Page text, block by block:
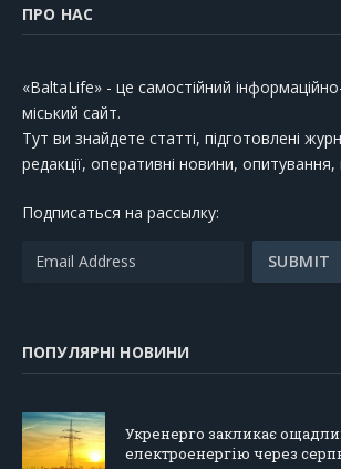
ПРО НАС
«BaltaLife» - це самостійний
міський сайт.
Тут ви знайдете статті, підготовлені
редакції, оперативні новини, опитування,
Подписаться на рассылку:
ПОПУЛЯРНІ НОВИНИ
Укренерго закликає
електроенергію через